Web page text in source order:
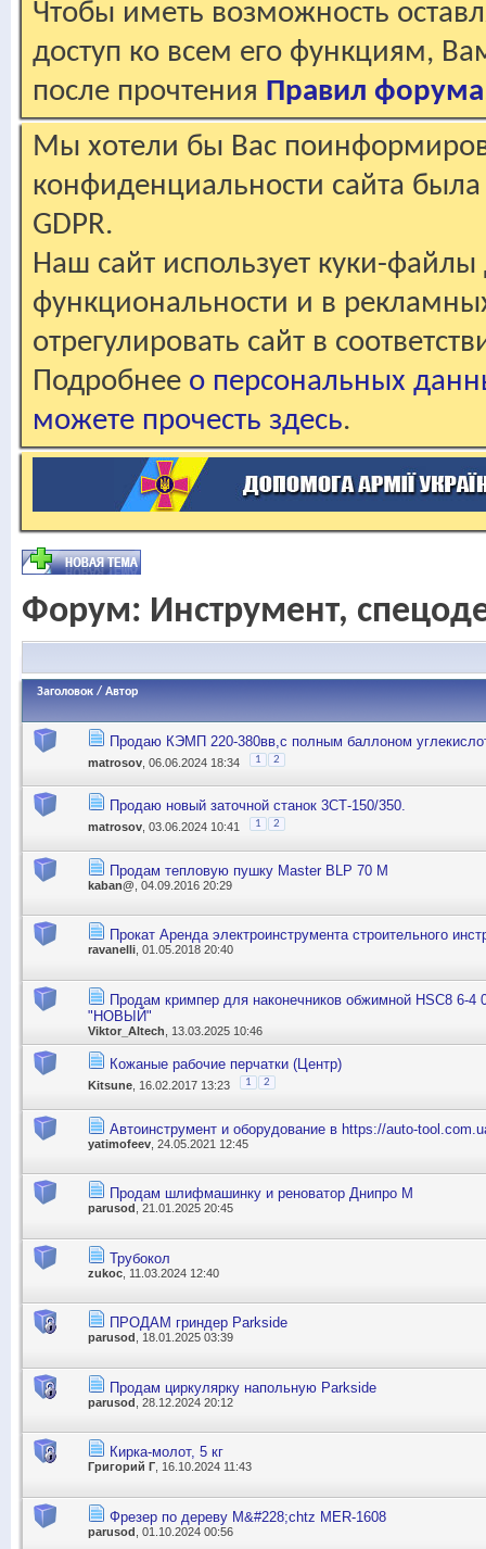
Чтобы иметь возможность
доступ ко всем его функциям,
после прочтения Правил форума
Мы хотели бы Вас
конфиденциальности сайта
GDPR.
Наш сайт использует куки-файлы
функциональности и в
отрегулировать сайт в
Подробнее о персональных
можете прочесть здесь.
Форум: Инструмент,
Заголовок / Автор
Продаю КЭМП 220-380вв,с полным баллоном
matrosov , 06.06.2024 18:34 1 2
Продаю новый заточной станок 3СТ-150/350.
matrosov , 03.06.2024 10:41 1 2
Продам тепловую пушку Master BLP 70 M
kaban@ , 04.09.2016 20:29
Прокат Аренда электроинструмента строительного
ravanelli, 01.05.2018 20:40
Продам кримпер для наконечников обжимной HSC8 6-4
"НОВЫЙ"
Viktor_Altech , 13.03.2025 10:46
Кожаные рабочие перчатки (Центр)
Kitsune , 16.02.2017 13:23 1 2
Автоинструмент и оборудование в https://auto-
yatimofeev , 24.05.2021 12:45
Продам шлифмашинку и реноватор Днипро М
parusod , 21.01.2025 20:45
Трубокол
zukoc , 11.03.2024 12:40
ПРОДАМ гриндер Parkside
parusod , 18.01.2025 03:39
Продам циркулярку напольную Parkside
parusod , 28.12.2024 20:12
Кирка-молот, 5 кг
Григорий Г , 16.10.2024 11:43
Фрезер по дереву M&#228;chtz MER-1608
parusod , 01.10.2024 00:56